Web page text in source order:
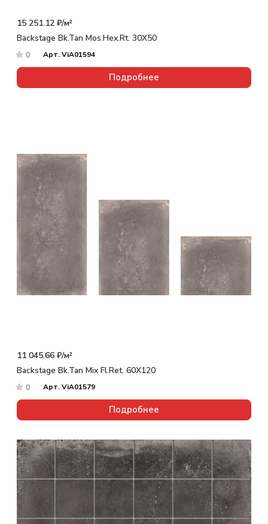
15 251.12 ₽/м²
Backstage Bk.Tan Mos.Hex.Rt. 30X50
0 Арт.ViA01594
Подробнее
11 045.66 ₽/м²
Backstage Bk.Tan Mix Fl.Ret. 60X120
0 Арт.ViA01579
Подробнее